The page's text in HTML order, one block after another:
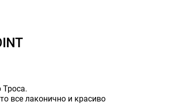
Троса.
все лаконично и красиво